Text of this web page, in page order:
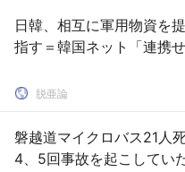
日韓、相互に軍用物資を
指す＝韓国ネット「連携
脱亜論
磐越道マイクロバス21人
4、5回事故を起こしてい